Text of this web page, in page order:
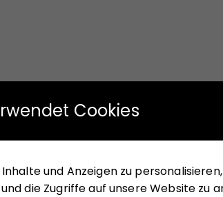
Cookies
und Anzeigen zu
die Zugriffe auf unsere Website zu